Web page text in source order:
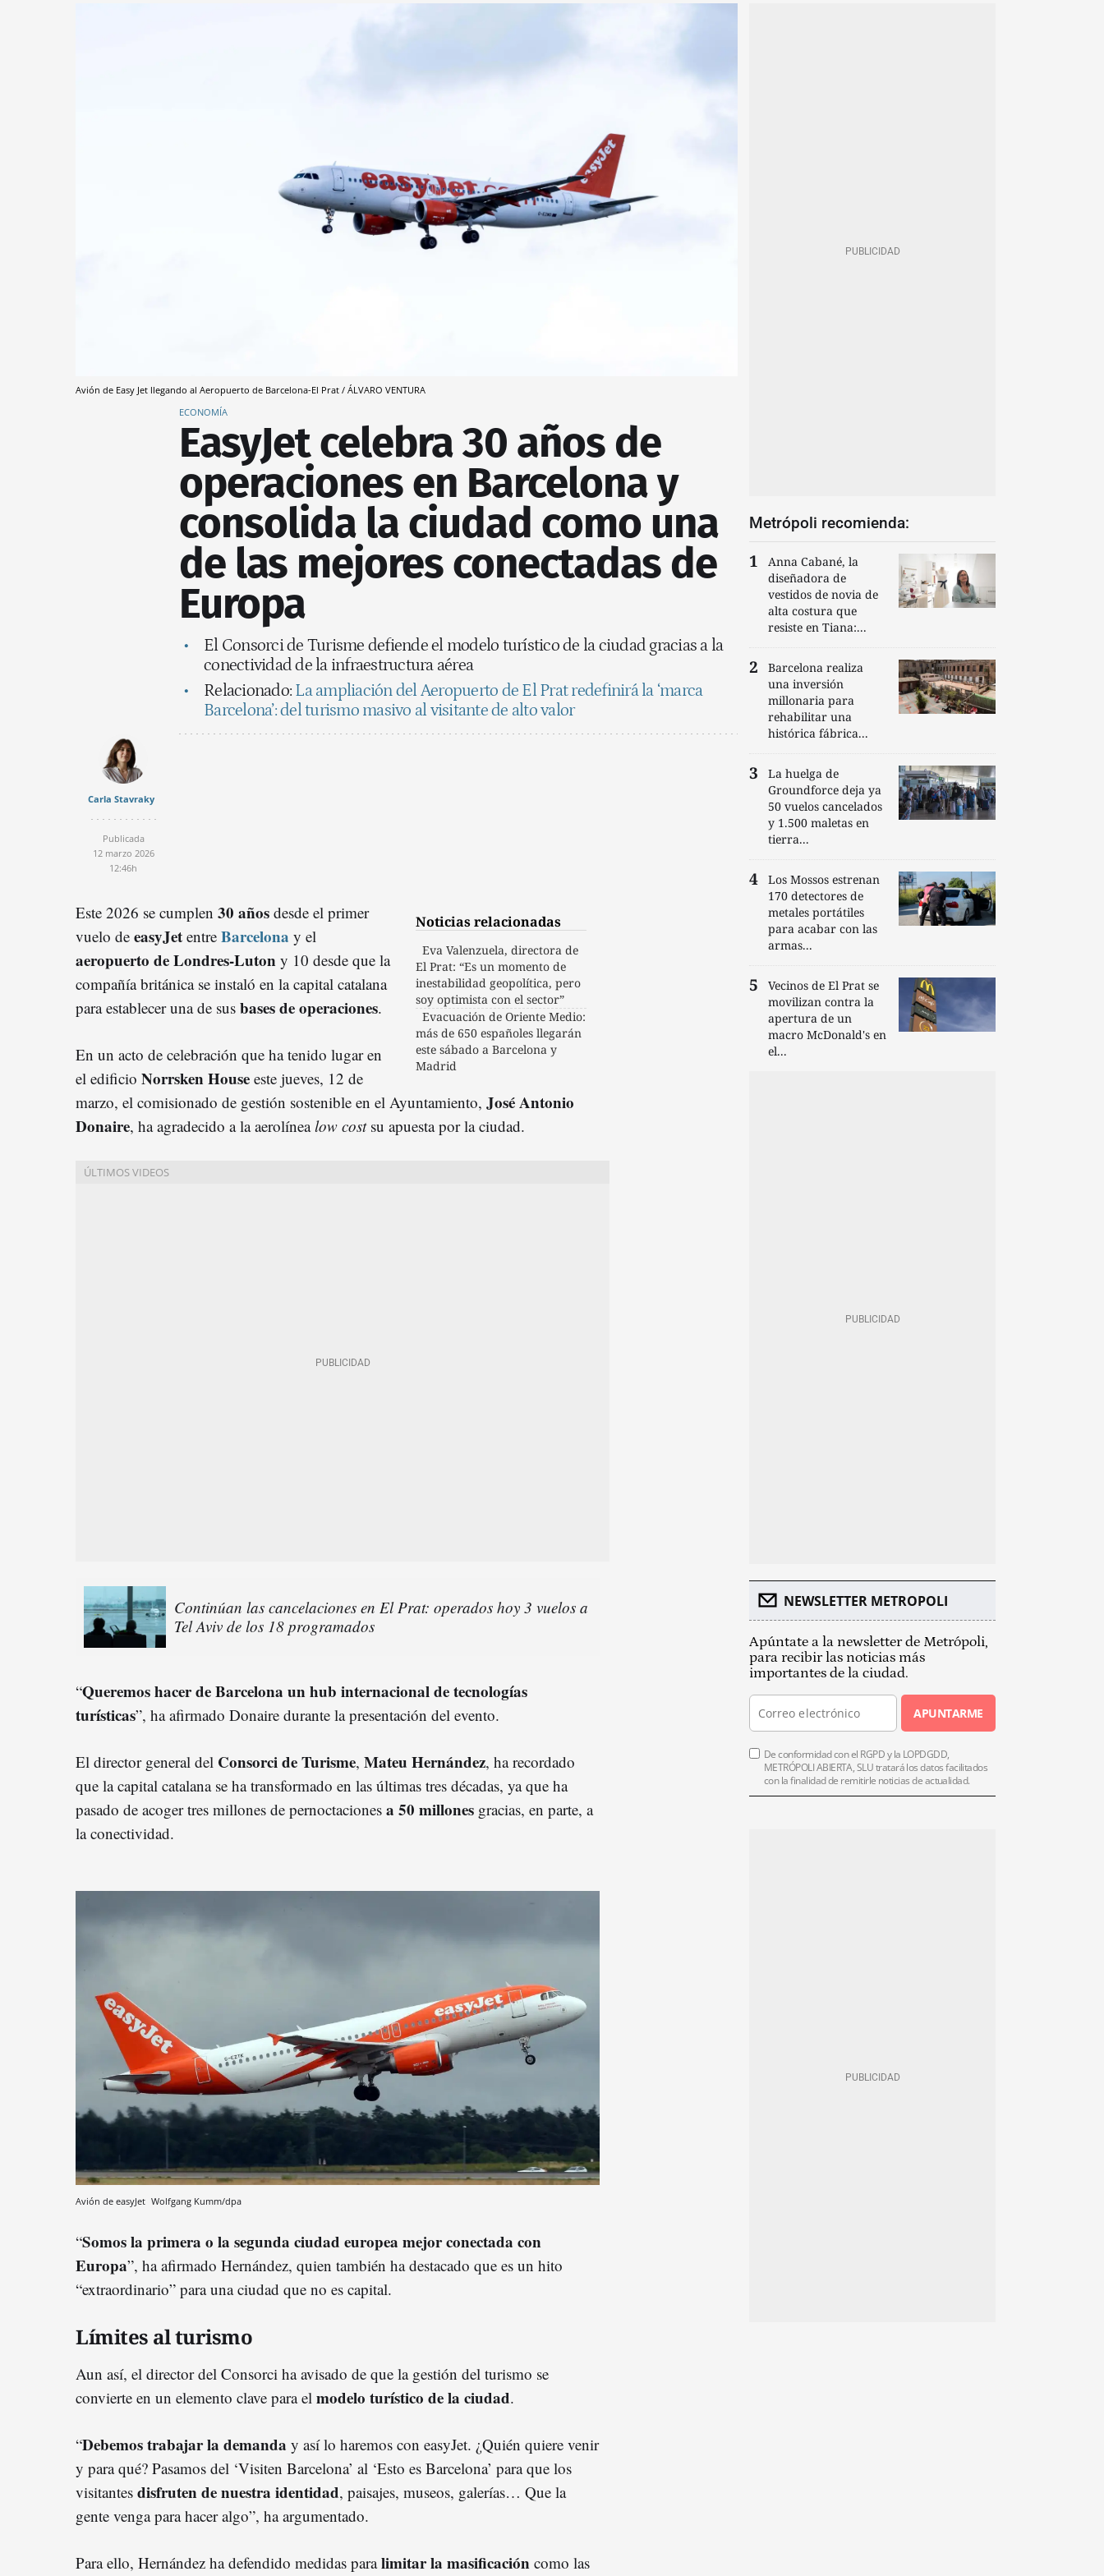
Avión de Easy Jet llegando al Aeropuerto de Barcelona-El Prat / ÁLVARO VENTURA
ECONOMÍA
EasyJet celebra 30 años de
operaciones en Barcelona y
consolida la ciudad como una
de las mejores conectadas de
Europa
El Consorci de Turisme defiende el modelo turístico de la ciudad gracias a la
conectividad de la infraestructura aérea
Relacionado: La ampliación del Aeropuerto de El Prat redefinirá la ‘marca
Barcelona’: del turismo masivo al visitante de alto valor
Carla Stavraky
Publicada
12 marzo 2026
12:46h
Noticias relacionadas
Eva Valenzuela, directora de
El Prat: “Es un momento de
inestabilidad geopolítica, pero
soy optimista con el sector”
Evacuación de Oriente Medio:
más de 650 españoles llegarán
este sábado a Barcelona y
Madrid
Este 2026 se cumplen 30 años desde el primer
vuelo de easyJet entre Barcelona y el
aeropuerto de Londres-Luton y 10 desde que la
compañía británica se instaló en la capital catalana
para establecer una de sus bases de operaciones.
En un acto de celebración que ha tenido lugar en
el edificio Norrsken House este jueves, 12 de
marzo, el comisionado de gestión sostenible en el Ayuntamiento, José Antonio
Donaire, ha agradecido a la aerolínealow cost su apuesta por la ciudad.
Continúan las cancelaciones en El Prat: operados hoy 3 vuelos a
Tel Aviv de los 18 programados
“Queremos hacer de Barcelona un hub internacional de tecnologías
turísticas”, ha afirmado Donaire durante la presentación del evento.
El director general del Consorci de Turisme, Mateu Hernández, ha recordado
que la capital catalana se ha transformado en las últimas tres décadas, ya que ha
pasado de acoger tres millones de pernoctaciones a 50 millones gracias, en parte, a
la conectividad.
Avión de easyJet Wolfgang Kumm/dpa
“Somos la primera o la segunda ciudad europea mejor conectada con
Europa”, ha afirmado Hernández, quien también ha destacado que es un hito
“extraordinario” para una ciudad que no es capital.
Límites al turismo
Aun así, el director del Consorci ha avisado de que la gestión del turismo se
convierte en un elemento clave para el modelo turístico de la ciudad.
“Debemos trabajar la demanda y así lo haremos con easyJet. ¿Quién quiere venir
y para qué? Pasamos del ‘Visiten Barcelona’ al ‘Esto es Barcelona’ para que los
visitantes disfruten de nuestra identidad, paisajes, museos, galerías… Que la
gente venga para hacer algo”, ha argumentado.
Para ello, Hernández ha defendido medidas paralimitar la masificación como las
Metrópoli recomienda:
Anna Cabané, la
diseñadora de
vestidos de novia de
alta costura que
resiste en Tiana:...
Barcelona realiza
una inversión
millonaria para
rehabilitar una
histórica fábrica...
La huelga de
Groundforce deja ya
50 vuelos cancelados
y 1.500 maletas en
tierra...
Los Mossos estrenan
170 detectores de
metales portátiles
para acabar con las
armas...
Vecinos de El Prat se
movilizan contra la
apertura de un
macro McDonald's en
el...
NEWSLETTER METROPOLI
Apúntate a la newsletter de Metrópoli,
para recibir las noticias más
importantes de la ciudad.
APUNTARME
De conformidad con el RGPD y la LOPDGDD,
METRÓPOLI ABIERTA, SLU tratará los datos facilitados
con la finalidad de remitirle noticias de actualidad.